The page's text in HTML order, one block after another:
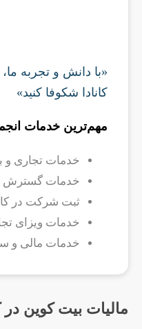
«با دانش و تجربه ما،
کانادا شکوفا کنید»
مهم‌ترین خدمات
خدمات تجاری و
خدمات گسترش
ثبت شرکت در
خدمات ویزای
خدمات مالی و
مالیات بیت کوین در